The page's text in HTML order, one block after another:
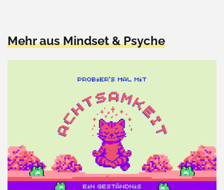
Mehr aus Mindset & Psyche